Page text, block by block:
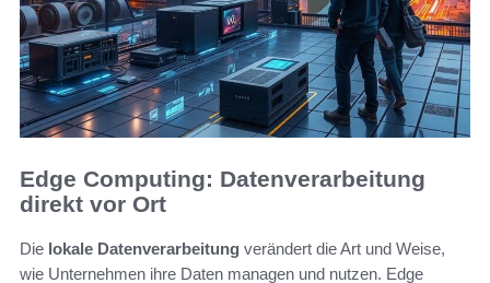
Edge Computing: Datenverarbeitung
direkt vor Ort
Die lokale Datenverarbeitung verändert die Art und Weise,
wie Unternehmen ihre Daten managen und nutzen. Edge